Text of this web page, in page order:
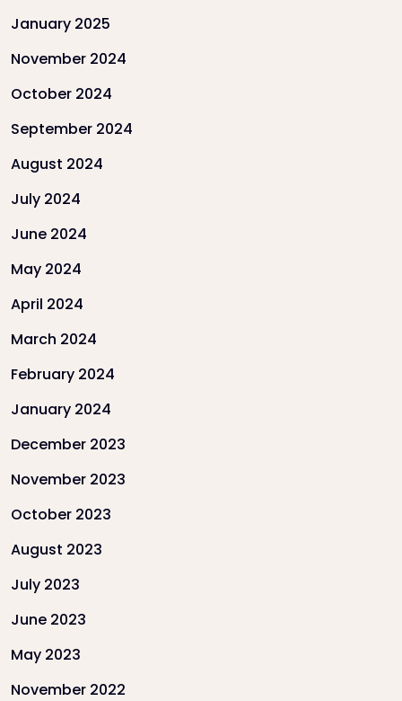
January 2025
November 2024
October 2024
September 2024
August 2024
July 2024
June 2024
May 2024
April 2024
March 2024
February 2024
January 2024
December 2023
November 2023
October 2023
August 2023
July 2023
June 2023
May 2023
November 2022